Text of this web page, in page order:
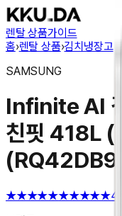
렌탈 상품가이드
홈›렌탈 상품›김치냉장고
SAMSUNG
Infinite AI
친핏 418L
★★★★★★★★★★4.6